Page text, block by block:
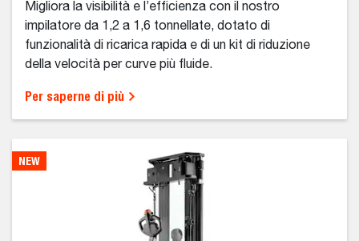
Migliora la visibilità e l’efficienza con il nostro
impilatore da 1,2 a 1,6 tonnellate, dotato di
funzionalità di ricarica rapida e di un kit di riduzione
della velocità per curve più fluide.
Per saperne di più
NEW